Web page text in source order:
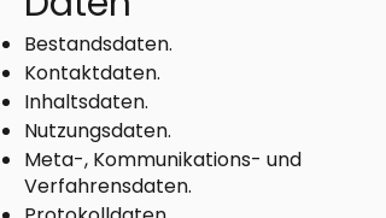
Bestandsdaten.
Kontaktdaten.
Inhaltsdaten.
Nutzungsdaten.
Meta-, Kommunikations- und
Verfahrensdaten.